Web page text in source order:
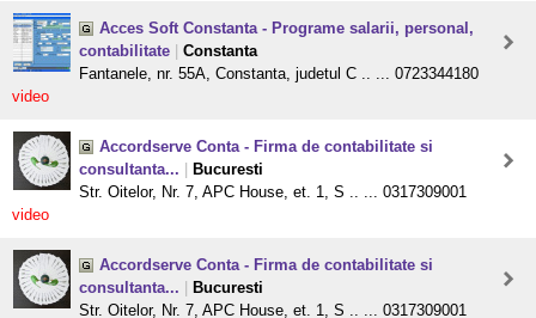
Acces Soft Constanta - Programe salarii, personal,
contabilitate
Constanta
Fantanele, nr. 55A, Constanta, judetul C .. ... 0723344180
video
Accordserve Conta - Firma de contabilitate si
consultanta...
Bucuresti
Str. Oitelor, Nr. 7, APC House, et. 1, S .. ... 0317309001
video
Accordserve Conta - Firma de contabilitate si
consultanta...
Bucuresti
Str. Oitelor, Nr. 7, APC House, et. 1, S .. ... 0317309001